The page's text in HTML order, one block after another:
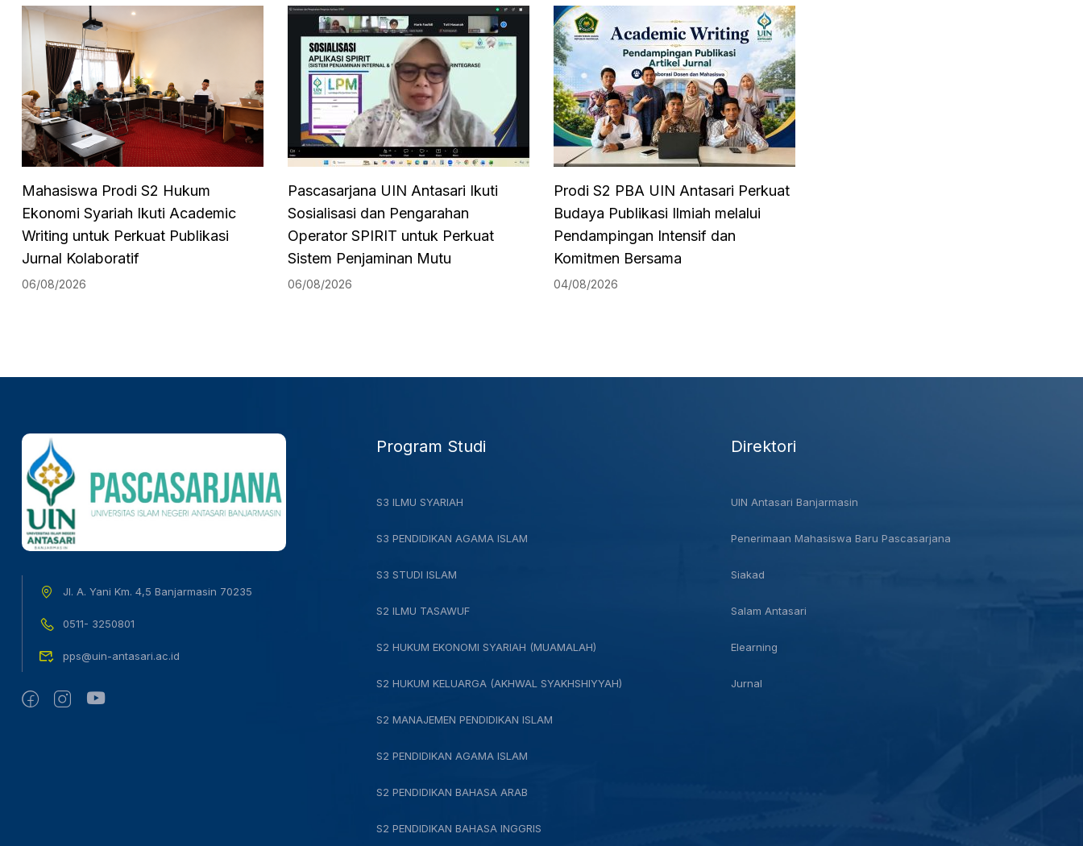
Mahasiswa Prodi S2 Hukum
Ekonomi Syariah Ikuti Academic
Writing untuk Perkuat Publikasi
Jurnal Kolaboratif
06/08/2026
Pascasarjana UIN Antasari Ikuti
Sosialisasi dan Pengarahan
Operator SPIRIT untuk Perkuat
Sistem Penjaminan Mutu
06/08/2026
Prodi S2 PBA UIN Antasari Perkuat
Budaya Publikasi Ilmiah melalui
Pendampingan Intensif dan
Komitmen Bersama
04/08/2026
Jl. A. Yani Km. 4,5 Banjarmasin 70235
0511- 3250801
pps@uin-antasari.ac.id
Program Studi
S3 ILMU SYARIAH
S3 PENDIDIKAN AGAMA ISLAM
S3 STUDI ISLAM
S2 ILMU TASAWUF
S2 HUKUM EKONOMI SYARIAH (MUAMALAH)
S2 HUKUM KELUARGA (AKHWAL SYAKHSHIYYAH)
S2 MANAJEMEN PENDIDIKAN ISLAM
S2 PENDIDIKAN AGAMA ISLAM
S2 PENDIDIKAN BAHASA ARAB
S2 PENDIDIKAN BAHASA INGGRIS
Direktori
UIN Antasari Banjarmasin
Penerimaan Mahasiswa Baru Pascasarjana
Siakad
Salam Antasari
Elearning
Jurnal